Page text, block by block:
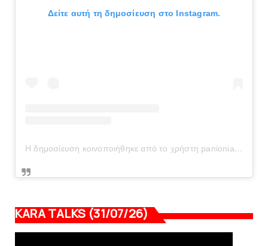
Δείτε αυτή τη δημοσίευση στο Instagram.
Η δημοσίευση κοινοποιήθηκε από το χρήστη panionianea.gr (@panionianea.gr)
KARA TALKS (31/07/26)